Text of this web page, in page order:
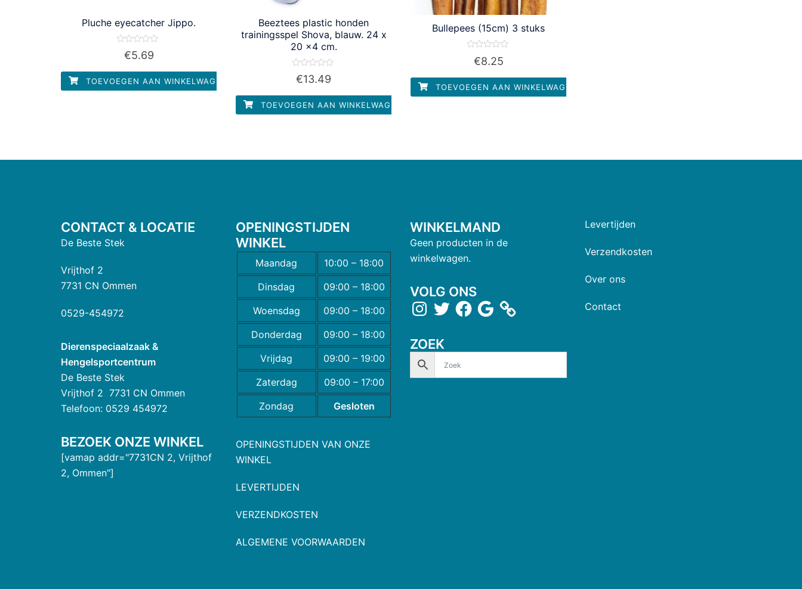
Pluche eyecatcher Jippo.
Waardering
5
€5.69
TOEVOEGEN AAN WINKELWAGEN
Beeztees plastic honden
trainingsspel Shova, blauw. 24 x
20 x4 cm.
Waardering
5
€13.49
TOEVOEGEN AAN WINKELWAGEN
Bullepees (15cm) 3 stuks
Waardering
5
€8.25
TOEVOEGEN AAN WINKELWAGEN
CONTACT & LOCATIE
De Beste Stek
Vrijthof 2
7731 CN Ommen
0529-454972
Dierenspeciaalzaak &
Hengelsportcentrum
De Beste Stek
Vrijthof 2 7731 CN Ommen
Telefoon: 0529 454972
BEZOEK ONZE WINKEL
[vamap addr="7731CN 2, Vrijthof
2, Ommen"]
OPENINGSTIJDEN
WINKEL
Maandag
10:00 – 18:00
Dinsdag
09:00 – 18:00
Woensdag
09:00 – 18:00
Donderdag
09:00 – 18:00
Vrijdag
09:00 – 19:00
Zaterdag
09:00 – 17:00
Zondag
Gesloten
OPENINGSTIJDEN VAN ONZE
WINKEL
LEVERTIJDEN
VERZENDKOSTEN
ALGEMENE VOORWAARDEN
WINKELMAND
Geen producten in de
winkelwagen.
VOLG ONS
ZOEK
Levertijden
Verzendkosten
Over ons
Contact